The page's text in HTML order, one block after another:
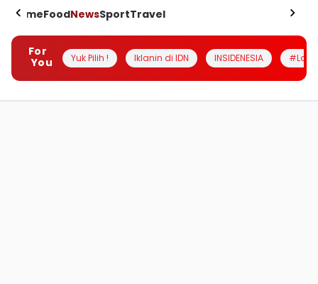
HomeFoodNewsSportTravel
For
You
Yuk Pilih ! Iklanin di IDN INSIDENESIA